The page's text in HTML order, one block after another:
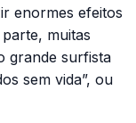
enormes efeitos
muitas
grande surfista
sem vida”, ou